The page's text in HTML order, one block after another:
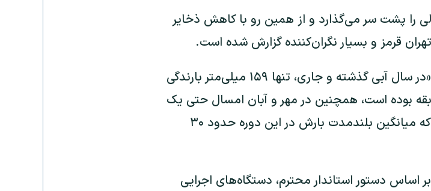
را پشت سر می‌گذارد و از همین رو با کاهش ذخایر
به گفته مدیر کل سازمان آبفای استان تهران «در سال آبی گذشته و جاری، تنها ۱۵۹ میلی‌متر بارندگی
بوده است، همچنین در مهر و آبان امسال حتی یک
میلی‌متر باران نیز در تهران نباریده، در حالی که میانگین بلندمدت بارش در این دوره حدود ۳۰
دستور استاندار محترم، دستگاه‌های اجرایی